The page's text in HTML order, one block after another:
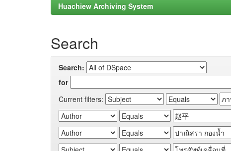
Huachiew Archiving System
Search
Search:
for
Current filters: